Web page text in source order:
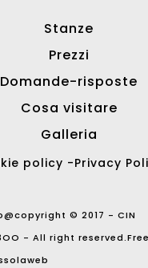
Stanze
Prezzi
Domande-risposte
Cosa visitare
Galleria
policy -Privacy
© 2017 - CIN
- All right